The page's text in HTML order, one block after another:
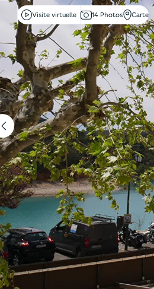
Visite virtuelle 14 Photos Carte